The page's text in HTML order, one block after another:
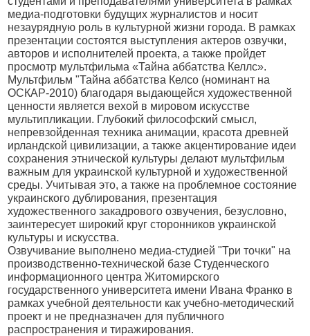
медиа-подготовки будущих журналистов и носит
незаурядную роль в культурной жизни города. В рамках
презентации состоятся выступления актеров озвучки,
авторов и исполнителей проекта, а также пройдет
просмотр мультфильма «Тайна аббатства Келлс».
Мультфильм "Тайна аббатства Келсо (номинант на
ОСКАР-2010) благодаря выдающейся художественной
ценности является вехой в мировом искусстве
мультипликации. Глубокий философский смысл,
непревзойденная техника анимации, красота древней
ирландской цивилизации, а также акцентирование идеи
сохранения этнической культуры делают мультфильм
важным для украинской культурной и художественной
среды. Учитывая это, а также на проблемное состояние
украинского дублирования, презентация
художественного закадрового озвучения, безусловно,
заинтересует широкий круг сторонников украинской
культуры и искусства.
Озвучивание выполнено медиа-студией "Три точки" на
производственно-технической базе Студенческого
информационного центра Житомирского
государственного университета имени Ивана Франко в
рамках учебной деятельности как учебно-методический
проект и не предназначен для публичного
распространения и тиражирования.